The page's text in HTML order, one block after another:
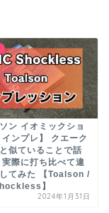
ン イオミックショ
インプレ】 クエーク
似ていることで話
際に打ち比べて違
てみた 【Toalson /
】
2024年1月31日